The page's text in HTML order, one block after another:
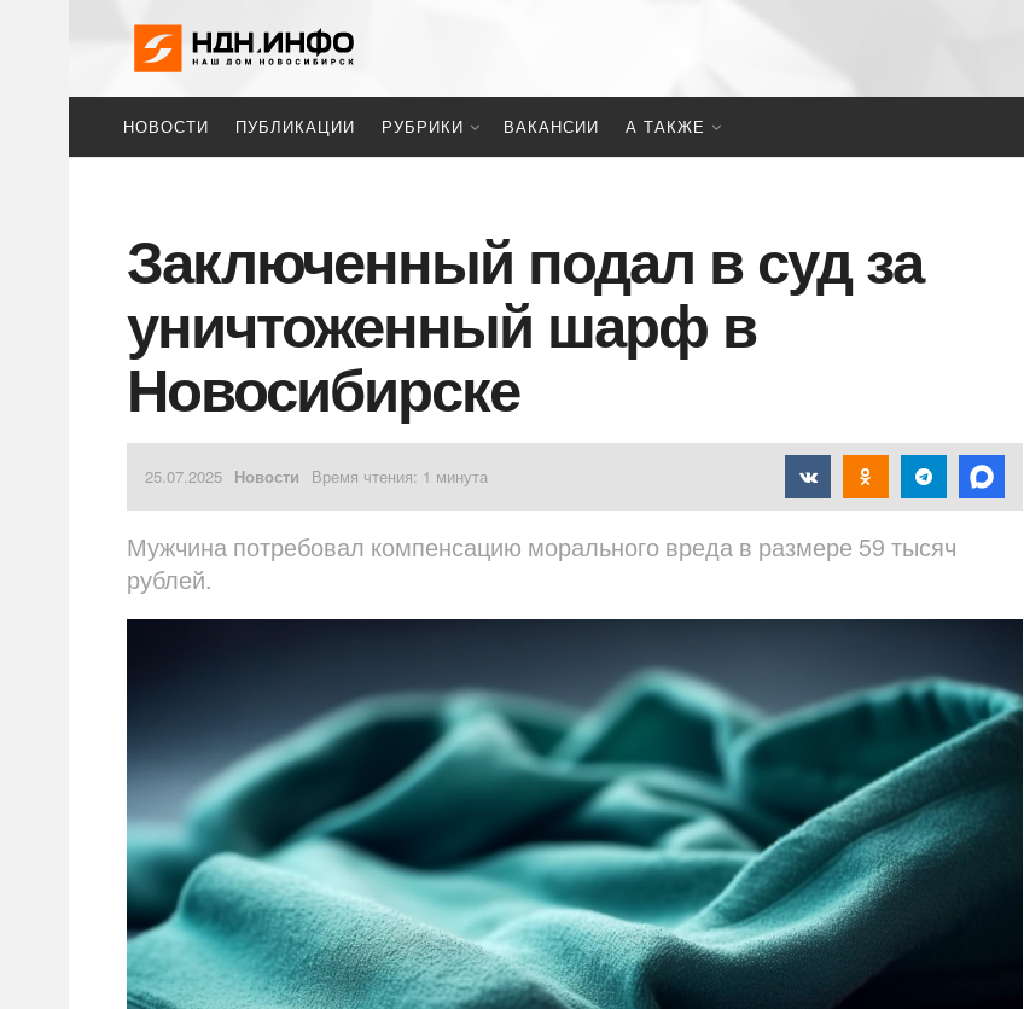
НОВОСТИ ПУБЛИКАЦИИ РУБРИКИ ВАКАНСИИ А ТАКЖЕ
Заключенный подал в суд за
уничтоженный шарф в
Новосибирске
25.07.2025 Новости Время чтения: 1 минута
Мужчина потребовал компенсацию морального вреда в размере 59 тысяч
рублей.